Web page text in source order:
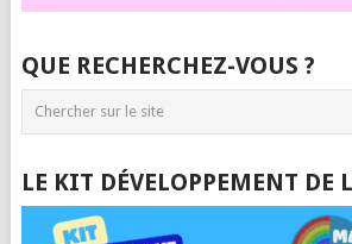
QUE RECHERCHEZ-VOUS ?
LE KIT DÉVELOPPEMENT DE